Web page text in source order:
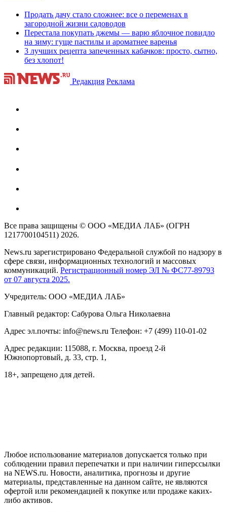
Продать дачу стало сложнее: все о переменах в
загородной жизни садоводов
Перестала покупать джемы — варю яблочное повидло
на зиму: гуще пастилы и ароматнее варенья
3 лучших рецепта запеченных кабачков: просто, сытно,
без хлопот!
Редакция Реклама
Все права защищены © ООО «МЕДИА ЛАБ» (ОГРН
1217700104511) 2026.
News.ru зарегистрировано Федеральной службой по надзору в
сфере связи, информационных технологий и массовых
коммуникаций. Регистрационный номер ЭЛ № ФС77-89793
от 07 августа 2025.
Учредитель: ООО «МЕДИА ЛАБ»
Главный редактор: Сабурова Ольга Николаевна
Адрес эл.почты: info@news.ru Телефон: +7 (499) 110-01-02
Адрес редакции: 115088, г. Москва, проезд 2-й
Южнопортовый, д. 33, стр. 1,
18+, запрещено для детей.
Любое использование материалов допускается только при
соблюдении правил перепечатки и при наличии гиперссылки
на NEWS.ru. Новости, аналитика, прогнозы и другие
материалы, представленные на данном сайте, не являются
офертой или рекомендацией к покупке или продаже каких-
либо активов.